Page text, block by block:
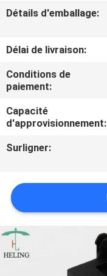
CONTRÔLE
QUALITÉ
CONTACTEZ-
NOUS
DEMANDEZ
CITATION
PLAN
DU
Détails d'emballage:
Délai de livraison:
Conditions de
paiement:
Capacité
d'approvisionnement:
Surligner: